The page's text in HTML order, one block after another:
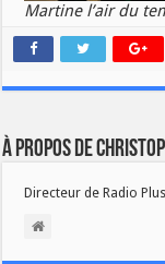
Martine l’air du
À propos de
Directeur de Radio Plus